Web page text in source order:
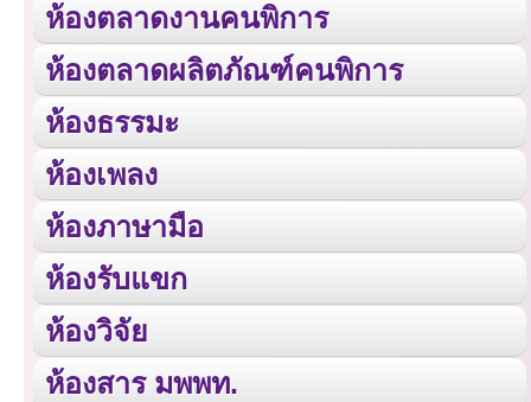
ห้องตลาดงานคนพิการ
ห้องตลาดผลิตภัณฑ์คนพิการ
ห้องธรรมะ
ห้องเพลง
ห้องภาษามือ
ห้องรับแขก
ห้องวิจัย
ห้องสาร มพพท.